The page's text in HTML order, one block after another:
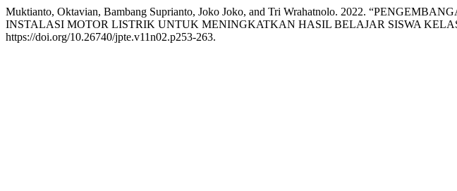
Muktianto, Oktavian, Bambang Suprianto, Joko Joko, and Tri Wrahatnolo. 2022.
INSTALASI MOTOR LISTRIK UNTUK MENINGKATKAN HASIL BELAJAR SISWA
https://doi.org/10.26740/jpte.v11n02.p253-263.